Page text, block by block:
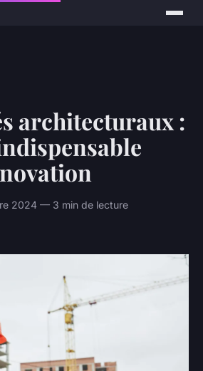
architecturaux :
2024 — 3 min de lecture